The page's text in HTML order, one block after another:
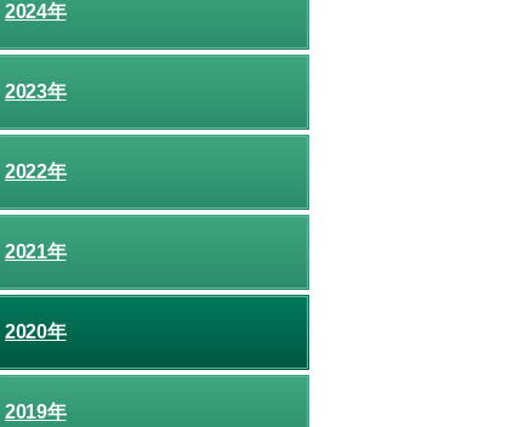
2024年
2023年
2022年
2021年
2020年
2019年